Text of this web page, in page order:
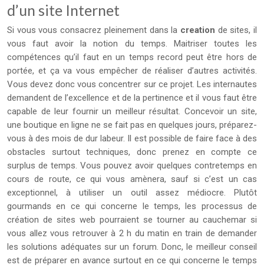
d’un site Internet
Si vous vous consacrez pleinement dans la creation de sites, il
vous faut avoir la notion du temps. Maitriser toutes les
compétences qu’il faut en un temps record peut être hors de
portée, et ça va vous empêcher de réaliser d’autres activités.
Vous devez donc vous concentrer sur ce projet. Les internautes
demandent de l’excellence et de la pertinence et il vous faut être
capable de leur fournir un meilleur résultat. Concevoir un site,
une boutique en ligne ne se fait pas en quelques jours, préparez-
vous à des mois de dur labeur. Il est possible de faire face à des
obstacles surtout techniques, donc prenez en compte ce
surplus de temps. Vous pouvez avoir quelques contretemps en
cours de route, ce qui vous amènera, sauf si c’est un cas
exceptionnel, à utiliser un outil assez médiocre. Plutôt
gourmands en ce qui concerne le temps, les processus de
création de sites web pourraient se tourner au cauchemar si
vous allez vous retrouver à 2 h du matin en train de demander
les solutions adéquates sur un forum. Donc, le meilleur conseil
est de préparer en avance surtout en ce qui concerne le temps